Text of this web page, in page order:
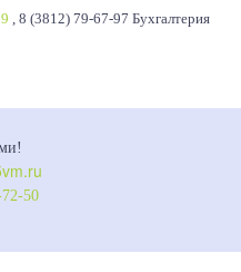
, 8 (3812) 79-67-97 Бухгалтерия
50